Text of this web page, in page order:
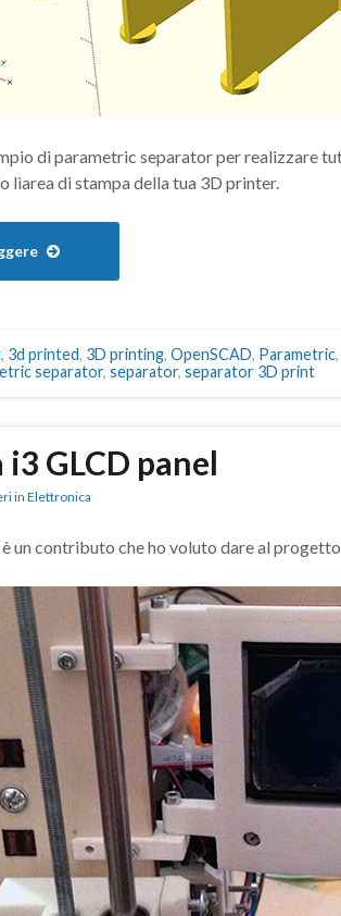
di parametric separator per realizzare
lìarea di stampa della tua 3D printer.
, 3d printed, 3D printing, OpenSCAD, Parametric,
separator, separator, separator 3D print
i3 GLCD panel
in Elettronica
è un contributo che ho voluto dare al